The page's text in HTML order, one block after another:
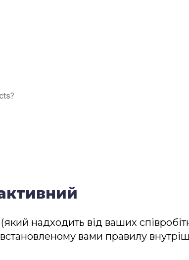
надходить від ваших
вами правилу